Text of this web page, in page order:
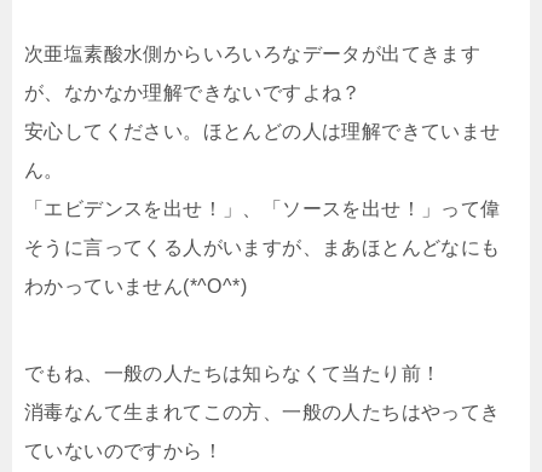
次亜塩素酸水側からいろいろなデータが出てきます
が、なかなか理解できないですよね？
安心してください。ほとんどの人は理解できていませ
ん。
「エビデンスを出せ！」、「ソースを出せ！」って偉
そうに言ってくる人がいますが、まあほとんどなにも
わかっていません(*^O^*)
でもね、一般の人たちは知らなくて当たり前！
消毒なんて生まれてこの方、一般の人たちはやってき
ていないのですから！